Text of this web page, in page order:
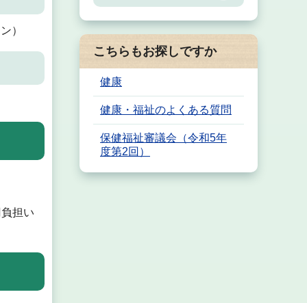
）
担い
こちらもお探しですか
健康
健康・福祉のよくある質問
保健福祉審議会（令和5年
度第2回）